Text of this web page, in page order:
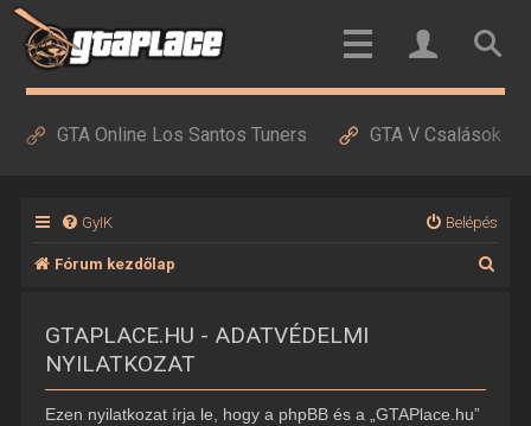
GTA Online Los Santos Tuners GTA V Csalások
GyIK Belépés
Fórum kezdőlap
GTAPLACE.HU - ADATVÉDELMI
NYILATKOZAT
Ezen nyilatkozat írja le, hogy a phpBB és a „GTAPlace.hu”